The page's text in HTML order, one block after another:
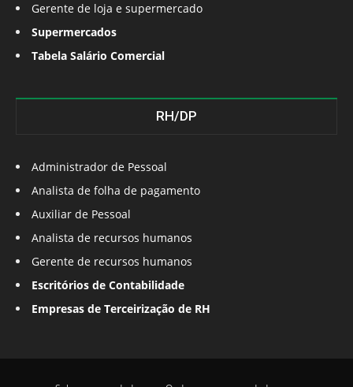
Gerente de loja e supermercado
Supermercados
Tabela Salário Comercial
RH/DP
Administrador de Pessoal
Analista de folha de pagamento
Auxiliar de Pessoal
Analista de recursos humanos
Gerente de recursos humanos
Escritórios de Contabilidade
Empresas de Terceirização de RH